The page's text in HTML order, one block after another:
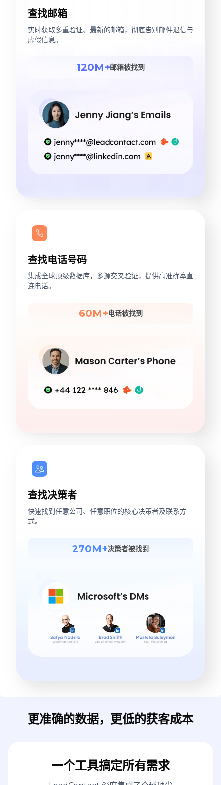
查找邮箱
实时获取多重验证、最新的邮箱，彻底告别邮件退信与
虚假信息。
120M+邮箱被找到
查找电话号码
集成全球顶级数据库，多源交叉验证，提供高准确率直
连电话。
60M+电话被找到
查找决策者
快速找到任意公司、任意职位的核心决策者及联系方
式。
270M+决策者被找到
更准确的数据，更低的获客成本
一个工具搞定所有需求